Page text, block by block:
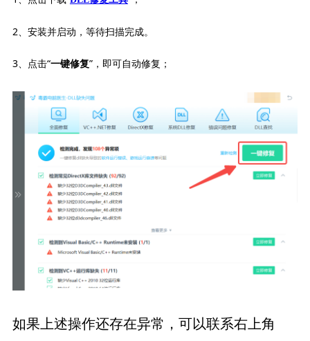
2、安装并启动，等待扫描完成。
3、点击“一键修复”，即可自动修复；
如果上述操作还存在异常，可以联系右上角